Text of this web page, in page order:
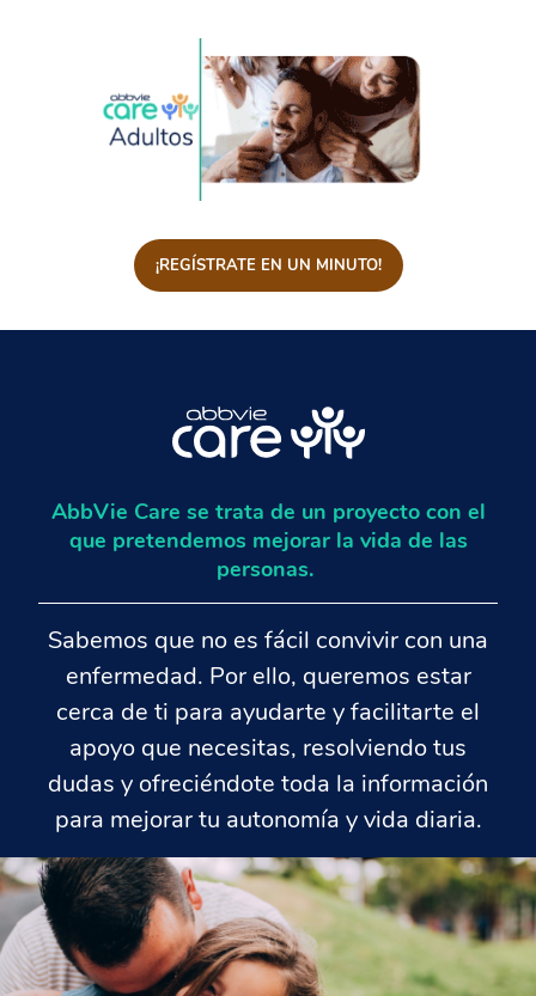
¡REGÍSTRATE EN UN MINUTO!
AbbVie Care se trata de un proyecto con el
que pretendemos mejorar la vida de las
personas.
Sabemos que no es fácil convivir con una
enfermedad. Por ello, queremos estar
cerca de ti para ayudarte y facilitarte el
apoyo que necesitas, resolviendo tus
dudas y ofreciéndote toda la información
para mejorar tu autonomía y vida diaria.